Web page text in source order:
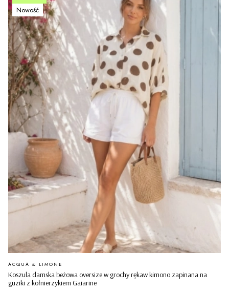
Nowość
Koszula damska beżowa oversize w grochy rękaw kimono zapinana na
guziki z kołnierzykiem Gaiarine
PRODUCENT
ACQUA & LIMONE